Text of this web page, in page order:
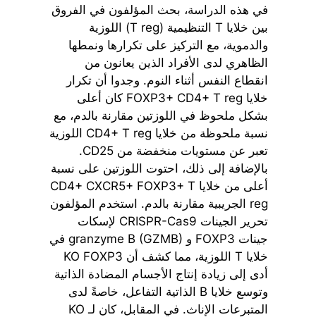
في هذه الدراسة، بحث المؤلفون في الفروق
بين خلايا T التنظيمية (T reg) اللوزية
والدموية، مع التركيز على تكرارها ونمطها
الظاهري لدى الأفراد الذين يعانون من
انقطاع النفس أثناء النوم. وجدوا أن تكرار
خلايا FOXP3+ CD4+ T reg كان أعلى
بشكل ملحوظ في اللوزتين مقارنة بالدم، مع
نسبة ملحوظة من خلايا CD4+ T reg اللوزية
تعبر عن مستويات منخفضة من CD25.
بالإضافة إلى ذلك، احتوت اللوزتين على نسبة
أعلى من خلايا CD4+ CXCR5+ FOXP3+ T
reg الجريبية مقارنة بالدم. استخدم المؤلفون
تحرير الجينات CRISPR-Cas9 لإسكات
جينات FOXP3 و granzyme B (GZMB) في
خلايا T اللوزية، مما كشف أن KO FOXP3
أدى إلى زيادة إنتاج الأجسام المضادة الذاتية
وتوسع خلايا B الذاتية التفاعل، خاصةً لدى
المتبرعات الإناث. في المقابل، كان لـ KO